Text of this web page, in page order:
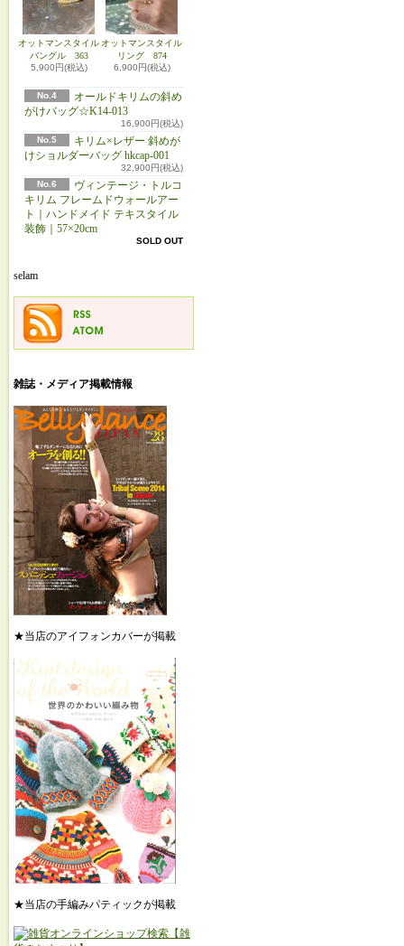
オットマンスタイル
バングル 363
5,900円(税込)
オットマンスタイル
リング 874
6,900円(税込)
No.4
オールドキリムの斜め
がけバッグ☆K14-013
16,900円(税込)
No.5
キリム×レザー 斜めが
けショルダーバッグ hkcap-001
32,900円(税込)
No.6
ヴィンテージ・トルコ
キリム フレームドウォールアー
ト｜ハンドメイド テキスタイル
装飾｜57×20cm
SOLD OUT
selam
雑誌・メディア掲載情報
★当店のアイフォンカバーが掲載
★当店の手編みパティックが掲載